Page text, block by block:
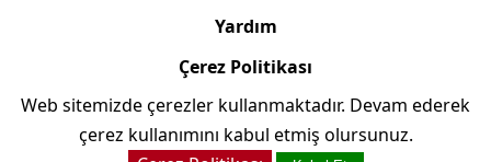
Yardım
Çerez Politikası
Copyright © 2006/2024 Canlimobeseizle.net
Web sitemizde çerezler kullanmaktadır. Devam ederek
çerez kullanımını kabul etmiş olursunuz.